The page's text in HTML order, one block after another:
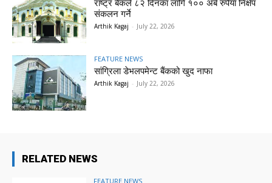
राष्ट्र बैंकले ८२ दिनका लागि १०० अर्ब रुपैयाँ निक्षेप
संकलन गर्ने
Arthik Kagaj - July 22, 2026
FEATURE NEWS
सांग्रिला डेभलपमेन्ट बैंकको खुद नाफा
Arthik Kagaj - July 22, 2026
RELATED NEWS
FEATURE NEWS